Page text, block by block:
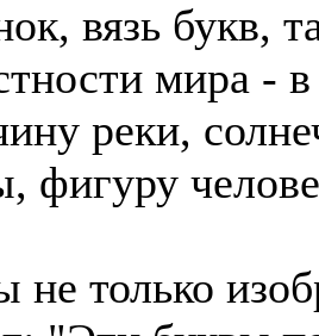
вязь букв,
мира -
реки,
фигуру
не только